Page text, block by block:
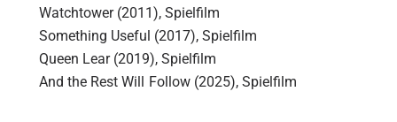
Watchtower (2011), Spielfilm
Something Useful (2017), Spielfilm
Queen Lear (2019), Spielfilm
And the Rest Will Follow (2025), Spielfilm